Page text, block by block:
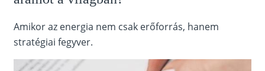
Amikor az energia nem csak erőforrás, hanem
stratégiai fegyver.